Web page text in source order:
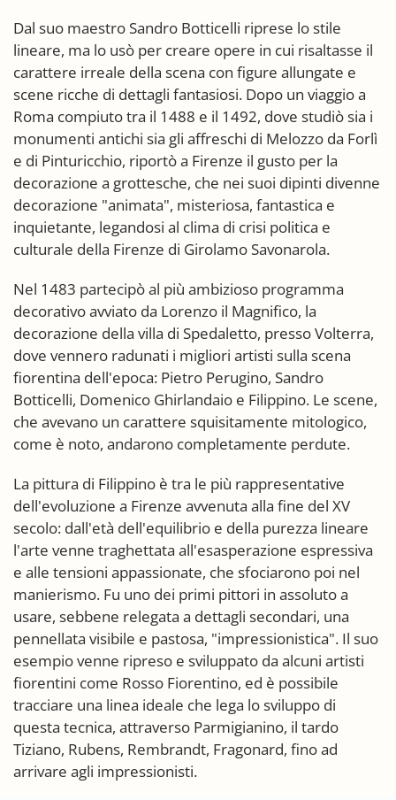
Dal suo maestro Sandro Botticelli riprese lo stile
lineare, ma lo usò per creare opere in cui risaltasse il
carattere irreale della scena con figure allungate e
scene ricche di dettagli fantasiosi. Dopo un viaggio a
Roma compiuto tra il 1488 e il 1492, dove studiò sia i
monumenti antichi sia gli affreschi di Melozzo da Forlì
e di Pinturicchio, riportò a Firenze il gusto per la
decorazione a grottesche, che nei suoi dipinti divenne
decorazione "animata", misteriosa, fantastica e
inquietante, legandosi al clima di crisi politica e
culturale della Firenze di Girolamo Savonarola.
Nel 1483 partecipò al più ambizioso programma
decorativo avviato da Lorenzo il Magnifico, la
decorazione della villa di Spedaletto, presso Volterra,
dove vennero radunati i migliori artisti sulla scena
fiorentina dell'epoca: Pietro Perugino, Sandro
Botticelli, Domenico Ghirlandaio e Filippino. Le scene,
che avevano un carattere squisitamente mitologico,
come è noto, andarono completamente perdute.
La pittura di Filippino è tra le più rappresentative
dell'evoluzione a Firenze avvenuta alla fine del XV
secolo: dall'età dell'equilibrio e della purezza lineare
l'arte venne traghettata all'esasperazione espressiva
e alle tensioni appassionate, che sfociarono poi nel
manierismo. Fu uno dei primi pittori in assoluto a
usare, sebbene relegata a dettagli secondari, una
pennellata visibile e pastosa, "impressionistica". Il suo
esempio venne ripreso e sviluppato da alcuni artisti
fiorentini come Rosso Fiorentino, ed è possibile
tracciare una linea ideale che lega lo sviluppo di
questa tecnica, attraverso Parmigianino, il tardo
Tiziano, Rubens, Rembrandt, Fragonard, fino ad
arrivare agli impressionisti.